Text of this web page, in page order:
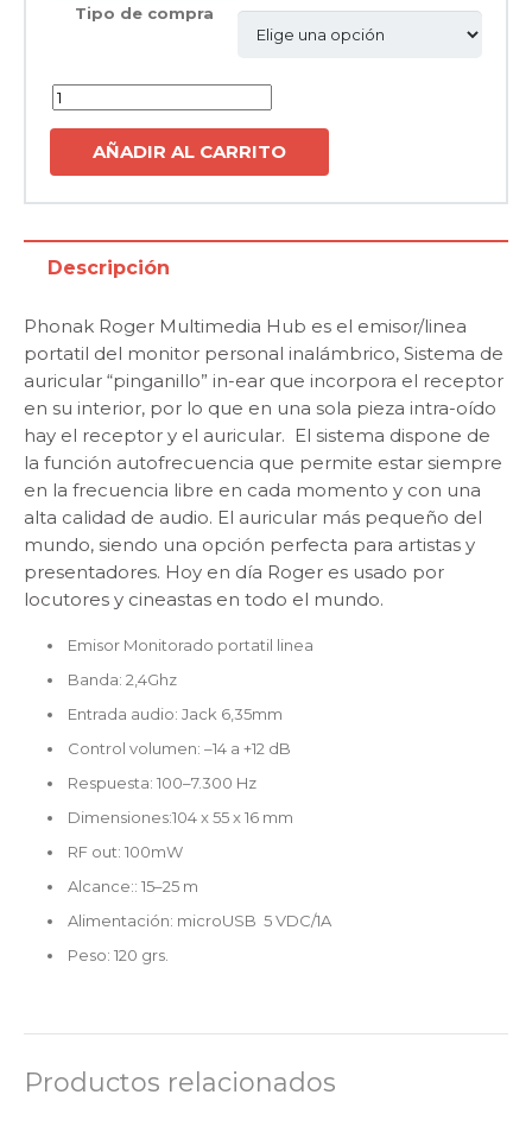
Tipo de compra
Cantidad
AÑADIR AL CARRITO
Descripción
Phonak Roger Multimedia Hub es el emisor/linea
portatil del monitor personal inalámbrico, Sistema de
auricular “pinganillo” in-ear que incorpora el receptor
en su interior, por lo que en una sola pieza intra-oído
hay el receptor y el auricular. El sistema dispone de
la función autofrecuencia que permite estar siempre
en la frecuencia libre en cada momento y con una
alta calidad de audio. El auricular más pequeño del
mundo, siendo una opción perfecta para artistas y
presentadores. Hoy en día Roger es usado por
locutores y cineastas en todo el mundo.
Emisor Monitorado portatil linea
Banda: 2,4Ghz
Entrada audio: Jack 6,35mm
Control volumen: –14 a +12 dB
Respuesta: 100–7.300 Hz
Dimensiones:104 x 55 x 16 mm
RF out: 100mW
Alcance:: 15–25 m
Alimentación: microUSB 5 VDC/1A
Peso: 120 grs.
Productos relacionados